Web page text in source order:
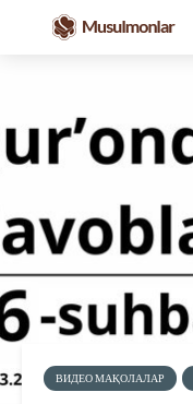
ВИДЕО МАҚОЛАЛАР